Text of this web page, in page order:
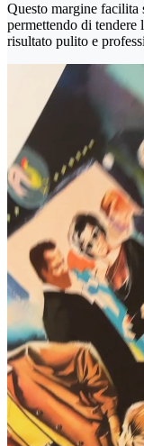
Questo margine facilita
permettendo di tendere
risultato pulito e